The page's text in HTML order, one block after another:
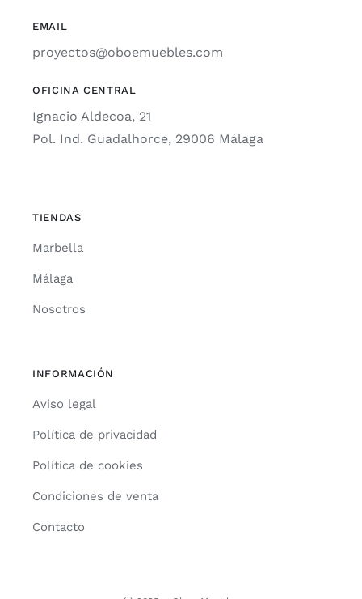
EMAIL
proyectos@oboemuebles.com
OFICINA CENTRAL
Ignacio Aldecoa, 21
Pol. Ind. Guadalhorce, 29006 Málaga
TIENDAS
Marbella
Málaga
Nosotros
INFORMACIÓN
Aviso legal
Política de privacidad
Política de cookies
Condiciones de venta
Contacto